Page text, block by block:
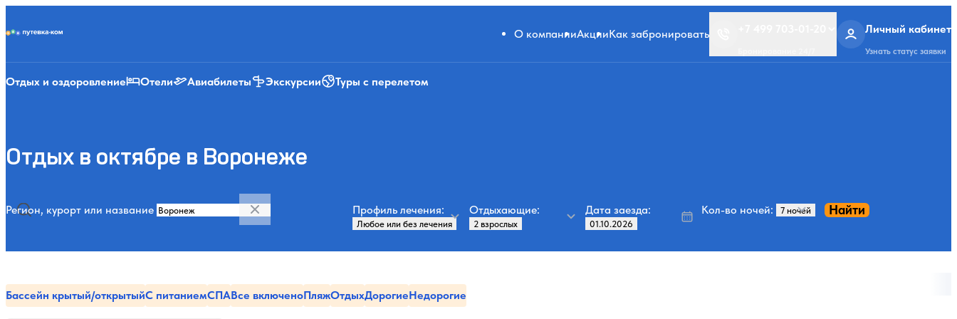
О компанииАкцииКак забронировать Личный кабинет
Узнать статус заявки
Отдых и оздоровление Отели Авиабилеты Экскурсии Туры с перелетом
Отдых в октябре в Воронеже
Регион, курорт или название Профиль лечения: Отдыхающие: Дата заезда: Кол-во ночей: Найти
Бассейн крытый/открытыйС питаниемСПАВсе включеноПляжОтдыхДорогиеНедорогие